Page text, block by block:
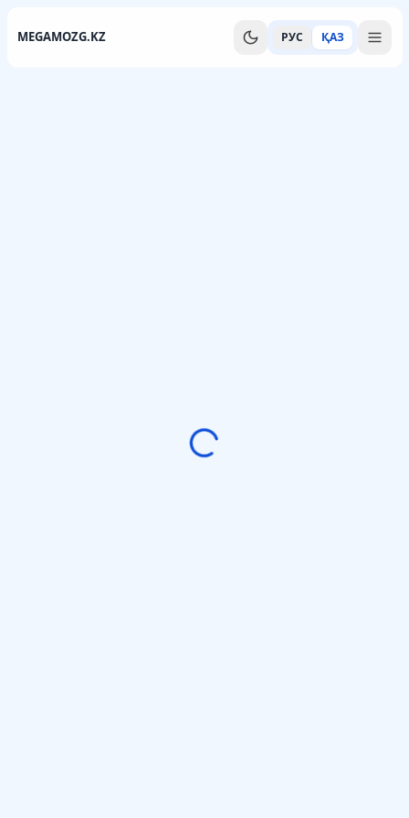
MEGAMOZG.KZ РУС ҚАЗ